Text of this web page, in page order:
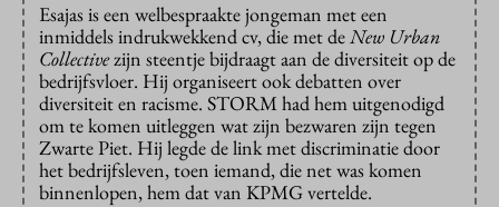
Esajas is een welbespraakte jongeman met een
inmiddels indrukwekkend cv, die met deNew Urban
Collectivezijn steentje bijdraagt aan de diversiteit op de
bedrijfsvloer. Hij organiseert ook debatten over
diversiteit en racisme. STORM had hem uitgenodigd
om te komen uitleggen wat zijn bezwaren zijn tegen
Zwarte Piet. Hij legde de link met discriminatie door
het bedrijfsleven, toen iemand, die net was komen
binnenlopen, hem dat van KPMG vertelde.